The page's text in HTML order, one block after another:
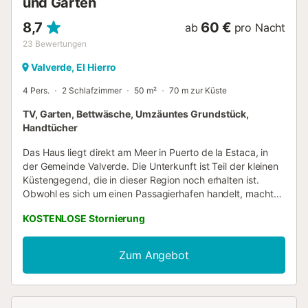
8,7
23 Bewertungen
ab 60 € pro Nacht
Valverde, El Hierro
4 Pers. 2 Schlafzimmer 50 m² 70 m zur Küste
TV, Garten, Bettwäsche, Umzäuntes Grundstück,
Handtücher
Das Haus liegt direkt am Meer in Puerto de la Estaca, in
der Gemeinde Valverde. Die Unterkunft ist Teil der kleinen
Küstengegend, die in dieser Region noch erhalten ist.
Obwohl es sich um einen Passagierhafen handelt, macht
von Los Cristianos (2 tägliche Verbindungen, außer
samstags, mit nur einer) die Gegend zu einem
außergewöhnlich ruhigen Ort. Das Haus befindet sich
gegenüber dem Yachthafen und dem Strand von Varadero
und bietet einen außergewöhnlichen Blick auf den Atlantik.
KOSTENLOSE Stornierung
Zum Angebot